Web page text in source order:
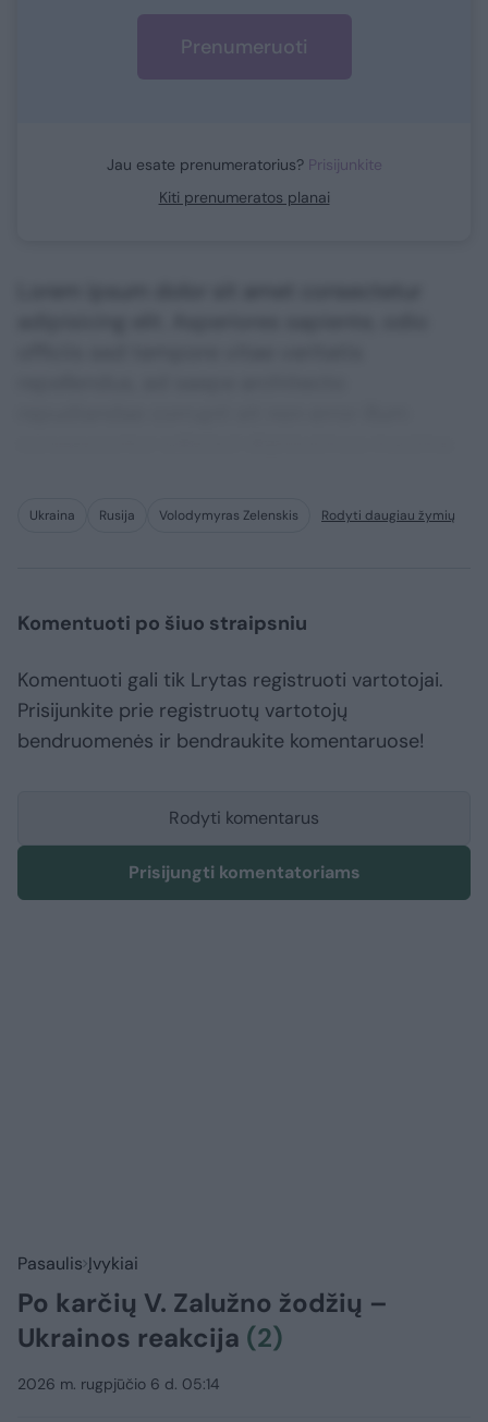
Prenumeruoti
Jau esate prenumeratorius? Prisijunkite
Kiti prenumeratos planai
Ukraina Rusija Volodymyras Zelenskis Rodyti daugiau žymių
Komentuoti po šiuo straipsniu
Komentuoti gali tik Lrytas registruoti vartotojai.
Prisijunkite prie registruotų vartotojų
bendruomenės ir bendraukite komentaruose!
Rodyti komentarus
Prisijungti komentatoriams
Pasaulis Įvykiai
Po karčių V. Zalužno žodžių –
Ukrainos reakcija (2)
2026 m. rugpjūčio 6 d. 05:14